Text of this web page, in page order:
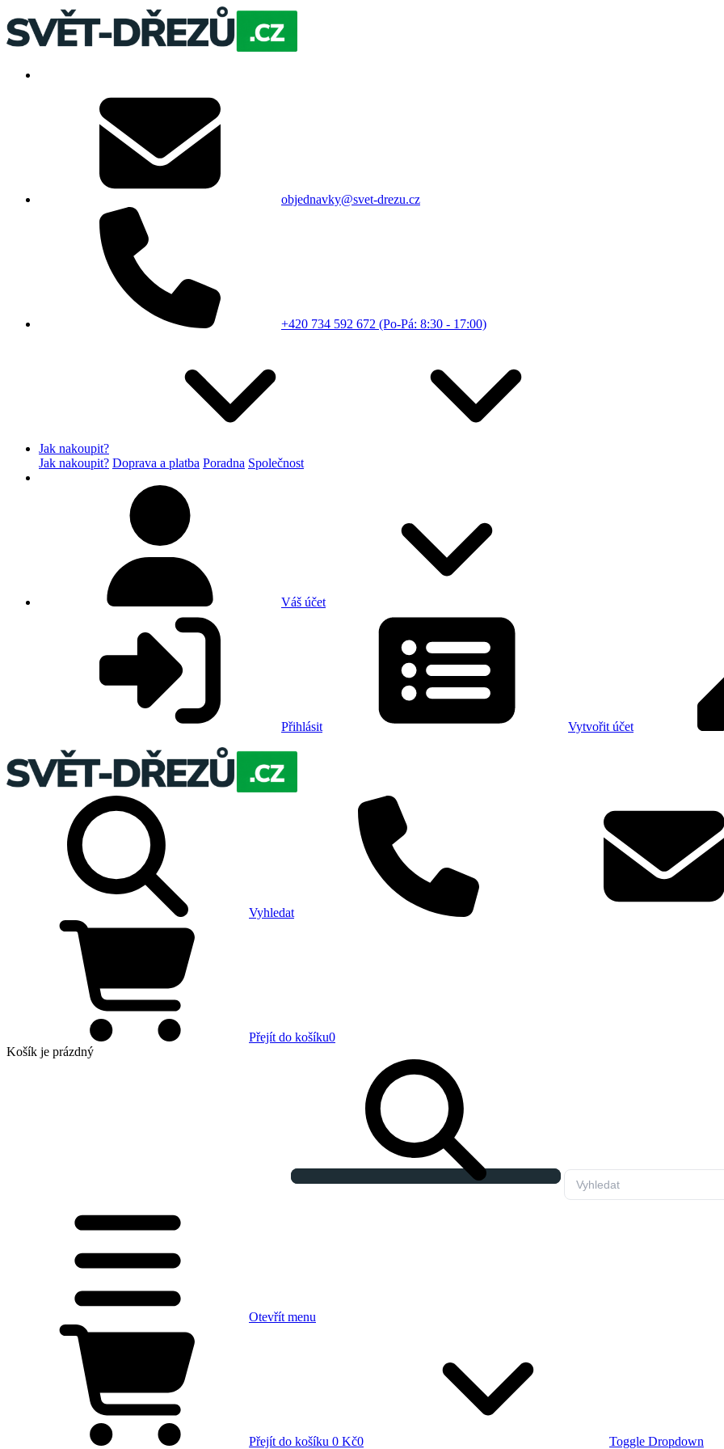
objednavky@svet-drezu.cz
+420 734 592 672 (Po-Pá: 8:30 - 17:00)
Jak nakoupit?
Jak nakoupit? Doprava a platba Poradna Společnost
Váš účet
Přihlásit Vytvořit účet
Vyhledat
Přejít do košíku0
Košík je prázdný
Otevřít menu
Přejít do košíku 0 Kč0
Toggle Dropdown